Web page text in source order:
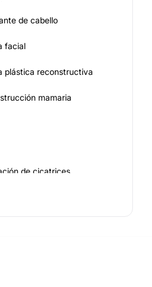
de cabello
facial
plástica reconstructiva
mamaria
de cicatrices